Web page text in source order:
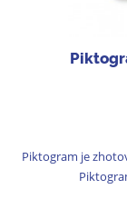
Piktogram je